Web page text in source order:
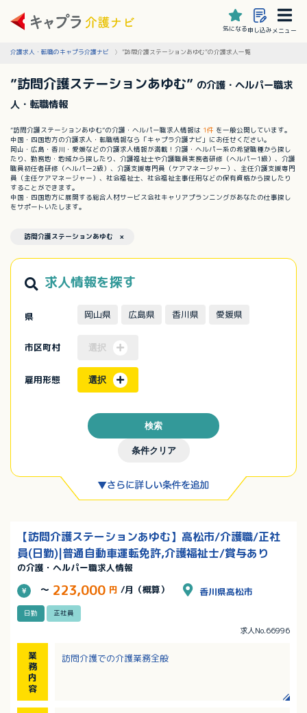
気になる申し込みメニュー
介護求人・転職のキャプラ介護ナビ ”訪問介護ステーションあゆむ”の介護求人一覧
”訪問介護ステーションあゆむ” の介護・ヘルパー職求
人・転職情報
”訪問介護ステーションあゆむ”の介護・ヘルパー職求人情報は 1件 を一般公開しています。
中国・四国地方の介護求人・転職情報なら「キャプラ介護ナビ」にお任せください。
岡山・広島・香川・愛媛などの介護求人情報が満載！介護・ヘルパー系の希望職種から探し
たり、勤務地・地域から探したり、介護福祉士や介護職員実務者研修（ヘルパー1級）、介護
職員初任者研修（ヘルパー2級）、介護支援専門員（ケアマネージャー）、主任介護支援専門
員（主任ケアマネージャー）、社会福祉士、社会福祉主事任用などの保有資格から探したり
することができます。
中国・四国地方に展開する総合人材サービス会社キャリアプランニングがあなたの仕事探し
をサポートいたします。
訪問介護ステーションあゆむ ×
求人情報を探す
県 岡山県 広島県 香川県 愛媛県
市区町村 選択
雇用形態 選択
条件クリア
検索
【訪問介護ステーションあゆむ】高松市/介護職/正社
員(日勤)|普通自動車運転免許,介護福祉士/賞与あり
の介護・ヘルパー職求人情報
～ 223,000 円 /月（概算） 香川県高松市
日勤 正社員
求人No.66996
業
務
内
容
訪問介護での介護業務全般